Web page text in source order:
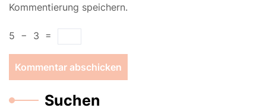
Kommentierung speichern.
5 − 3 =
Suchen